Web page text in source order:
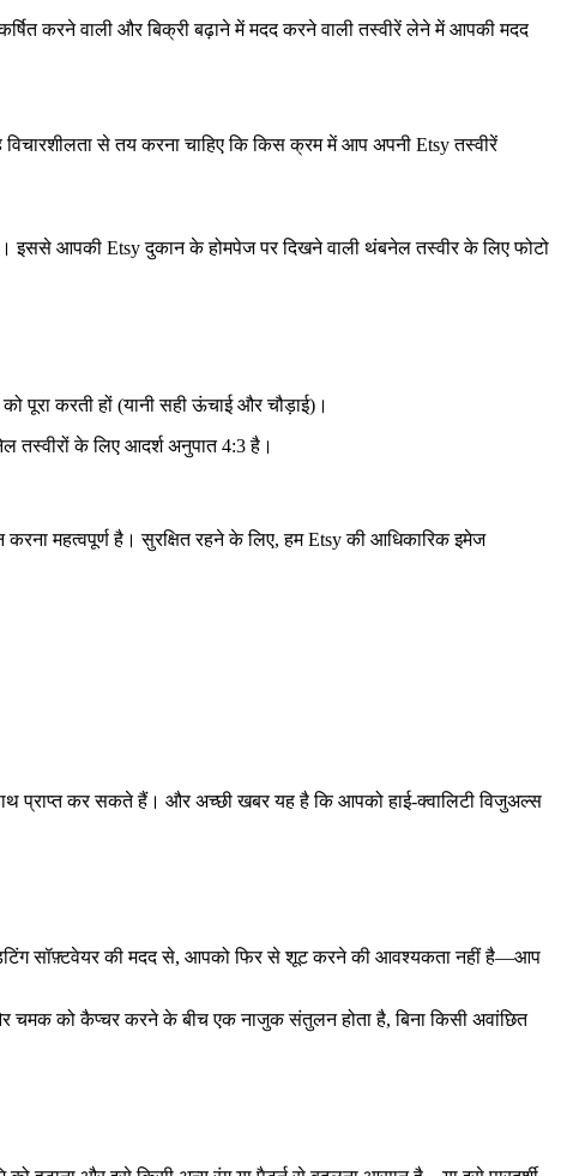
करने वाली और बिक्री बढ़ाने में मदद करने वाली तस्वीरें लेने में आपकी मदद
से तय करना चाहिए कि किस क्रम में आप अपनी Etsy तस्वीरें
इससे आपकी Etsy दुकान के होमपेज पर दिखने वाली थंबनेल तस्वीर के लिए फोटो
पूरा करती हों (यानी सही ऊंचाई और चौड़ाई)।
तस्वीरों के लिए आदर्श अनुपात 4:3 है।
महत्वपूर्ण है। सुरक्षित रहने के लिए, हम Etsy की आधिकारिक इमेज
प्राप्त कर सकते हैं। और अच्छी खबर यह है कि आपको हाई-क्वालिटी विजुअल्स
सॉफ़्टवेयर की मदद से, आपको फिर से शूट करने की आवश्यकता नहीं है—आप
चमक को कैप्चर करने के बीच एक नाजुक संतुलन होता है, बिना किसी अवांछित